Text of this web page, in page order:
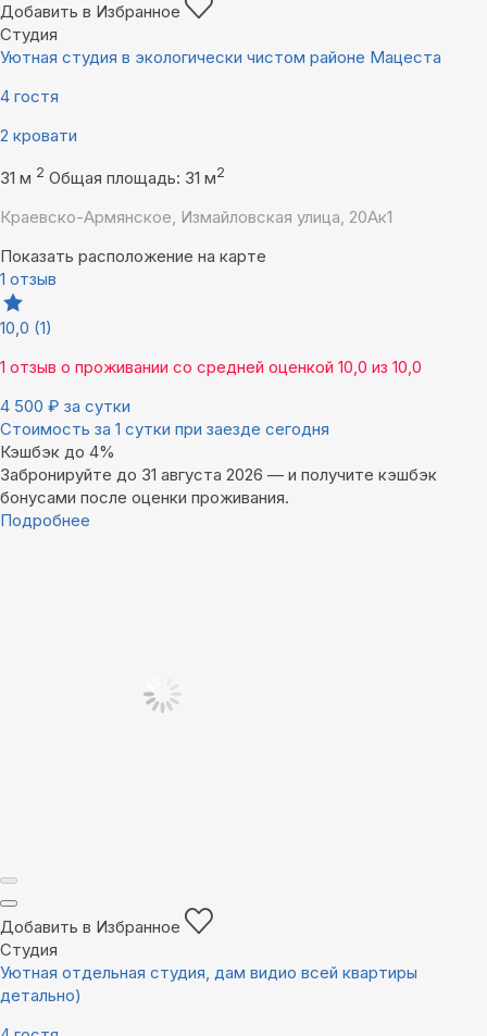
Добавить в Избранное
Студия
Уютная студия в экологически чистом районе Мацеста
4 гостя
2 кровати
31 м 2 Общая площадь: 31 м2
Краевско-Армянское, Измайловская улица, 20Ак1
Показать расположение на карте
1 отзыв
10,0 (1)
1 отзыв о проживании со средней оценкой 10,0 из 10,0
4 500 ₽ за сутки
Стоимость за 1 сутки при заезде сегодня
Кэшбэк до 4%
Забронируйте до 31 августа 2026 — и получите кэшбэк
бонусами после оценки проживания.
Подробнее
Добавить в Избранное
Студия
Уютная отдельная студия, дам видио всей квартиры
детально)